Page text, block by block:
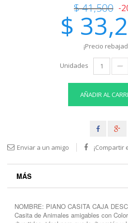
$ 41,500 -
$
¡Precio
Unidades
AÑADIR AL
Enviar a un amigo ¡Compartir
MÁS
NOMBRE: PIANO CASITA CAJA
Casita de Animales amigables con